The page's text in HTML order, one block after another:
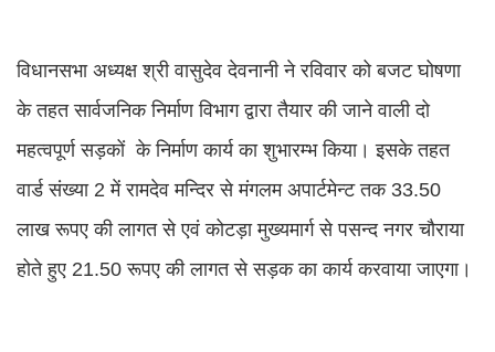
विधानसभा अध्यक्ष श्री वासुदेव देवनानी ने रविवार को बजट घोषणा
के तहत सार्वजनिक निर्माण विभाग द्वारा तैयार की जाने वाली दो
महत्वपूर्ण सड़कों के निर्माण कार्य का शुभारम्भ किया। इसके तहत
वार्ड संख्या 2 में रामदेव मन्दिर से मंगलम अपार्टमेन्ट तक 33.50
लाख रूपए की लागत से एवं कोटड़ा मुख्यमार्ग से पसन्द नगर चौराया
होते हुए 21.50 रूपए की लागत से सड़क का कार्य करवाया जाएगा।